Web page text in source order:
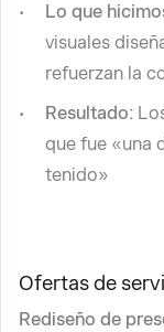
Lo que
visuales
refuerzan la
Resultado:
que fue «una
tenido»
Ofertas de
Rediseño de